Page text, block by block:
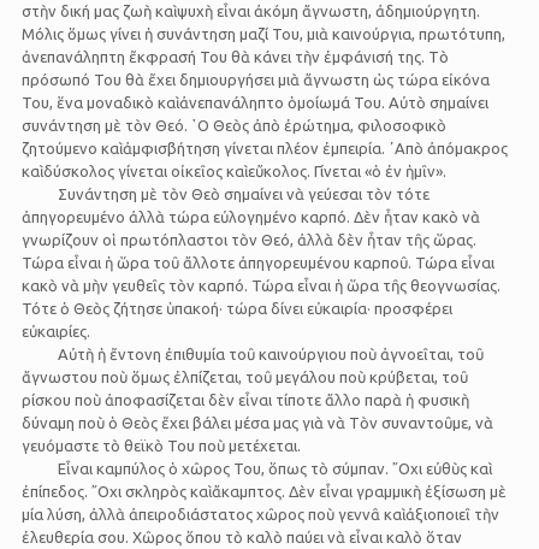
στὴν δική μας ζωὴ καὶ ψυχὴ εἶναι ἀκόμη ἄγνωστη, ἀδημιούργητη.
Μόλις ὅμως γίνει ἡ συνάντηση μαζί Του, μιὰ καινούργια, πρωτότυπη,
ἀνεπανάληπτη ἔκφρασή Του θὰ κάνει τὴν ἐμφάνισή της. Τὸ
πρόσωπό Του θὰ ἔχει δημιουργήσει μιὰ ἄγνωστη ὡς τώρα εἰκόνα
Του, ἕνα μοναδικὸ καὶ ἀνεπανάληπτο ὁμοίωμά Του. Αὐτὸ σημαίνει
συνάντηση μὲ τὸν Θεό. ῾Ο Θεὸς ἀπὸ ἐρώτημα, φιλοσοφικὸ
ζητούμενο καὶ ἀμφισβήτηση γίνεται πλέον ἐμπειρία. ᾿Απὸ ἀπόμακρος
καὶ δύσκολος γίνεται οἰκεῖος καὶ εὔκολος. Γίνεται «ὁ ἐν ἡμῖν».
Συνάντηση μὲ τὸν Θεὸ σημαίνει νὰ γεύεσαι τὸν τότε
ἀπηγορευμένο ἀλλὰ τώρα εὐλογημένο καρπό. Δὲν ἦταν κακὸ νὰ
γνωρίζουν οἱ πρωτόπλαστοι τὸν Θεό, ἀλλὰ δὲν ἦταν τῆς ὥρας.
Τώρα εἶναι ἡ ὥρα τοῦ ἄλλοτε ἀπηγορευμένου καρποῦ. Τώρα εἶναι
κακὸ νὰ μὴν γευθεῖς τὸν καρπό. Τώρα εἶναι ἡ ὥρα τῆς θεογνωσίας.
Τότε ὁ Θεὸς ζήτησε ὑπακοή· τώρα δίνει εὐκαιρία· προσφέρει
εὐκαιρίες.
Αὐτὴ ἡ ἔντονη ἐπιθυμία τοῦ καινούργιου ποὺ ἀγνοεῖται, τοῦ
ἄγνωστου ποὺ ὅμως ἐλπίζεται, τοῦ μεγάλου ποὺ κρύβεται, τοῦ
ρίσκου ποὺ ἀποφασίζεται δὲν εἶναι τίποτε ἄλλο παρὰ ἡ φυσικὴ
δύναμη ποὺ ὁ Θεὸς ἔχει βάλει μέσα μας γιὰ νὰ Τὸν συναντοῦμε, νὰ
γευόμαστε τὸ θεϊκὸ Του ποὺ μετέχεται.
Εἶναι καμπύλος ὁ χῶρος Του, ὅπως τὸ σύμπαν. ῎Οχι εὐθὺς καὶ
ἐπίπεδος. ῎Οχι σκληρὸς καὶ ἄκαμπτος. Δὲν εἶναι γραμμικὴ ἐξίσωση μὲ
μία λύση, ἀλλὰ ἀπειροδιάστατος χῶρος ποὺ γεννᾶ καὶ ἀξιοποιεῖ τὴν
ἐλευθερία σου. Χῶρος ὅπου τὸ καλὸ παύει νὰ εἶναι καλὸ ὅταν